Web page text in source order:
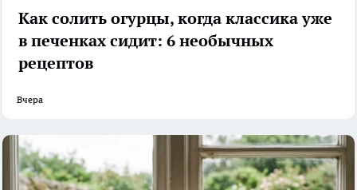
Как солить огурцы, когда классика уже
в печенках сидит: 6 необычных
рецептов
Вчера